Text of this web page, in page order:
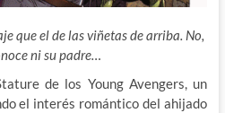
que el de las viñetas de arriba. No,
ni su padre…
de los Young Avengers, un
el interés romántico del ahijado